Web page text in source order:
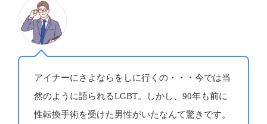
アイナーにさよならをしに行くの・・・今では当
然のように語られるLGBT。しかし、90年も前に
性転換手術を受けた男性がいたなんて驚きです。